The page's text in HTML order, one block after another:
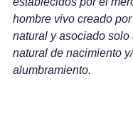
hombre vivo creado
natural y asociado solo
natural de nacimiento
alumbramiento.